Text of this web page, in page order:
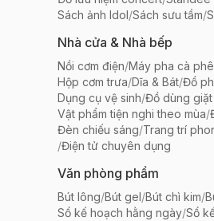
Sách ảnh Idol/Sách sưu tầm/
Nhà cửa & Nhà bếp
Nồi cơm điện/Máy pha cà phê
Hộp cơm trưa/Dĩa & Bát/Đồ
Dụng cụ vệ sinh/Đồ dùng giặt
Vật phẩm tiện nghi theo mùa/
Đèn chiếu sáng/Trang trí
/Điện tử chuyên dụng
Văn phòng phẩm
Bút lông/Bút gel/Bút chì kim/
Sổ kế hoạch hằng ngày/Sổ